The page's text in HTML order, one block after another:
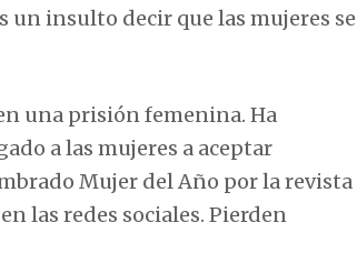
un insulto decir que las mujeres se
una prisión femenina. Ha
a las mujeres a aceptar
Mujer del Año por la revista
las redes sociales. Pierden